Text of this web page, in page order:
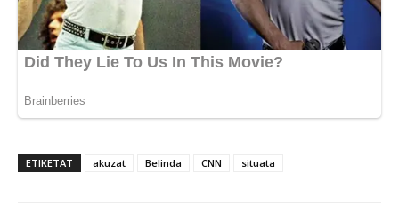
ETIKETAT akuzat Belinda CNN situata